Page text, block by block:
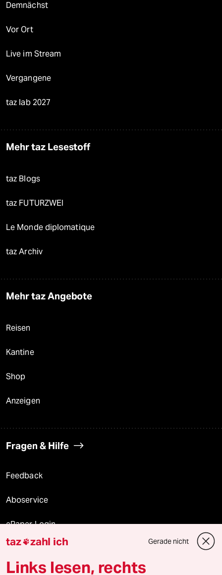
Demnächst
Vor Ort
Live im Stream
Vergangene
taz lab 2027
Mehr taz Lesestoff
taz Blogs
taz FUTURZWEI
Le Monde diplomatique
taz Archiv
Mehr taz Angebote
Reisen
Kantine
Shop
Anzeigen
Fragen & Hilfe
Feedback
Aboservice
ePaper Login
Downloads für Abonnierende
taz zahl ich Gerade nicht
Links lesen, rechts